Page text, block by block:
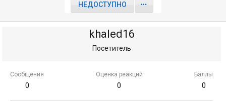
НЕДОСТУПНО
khaled16
Посетитель
Сообщения
0
Оценка реакций
0
Баллы
0